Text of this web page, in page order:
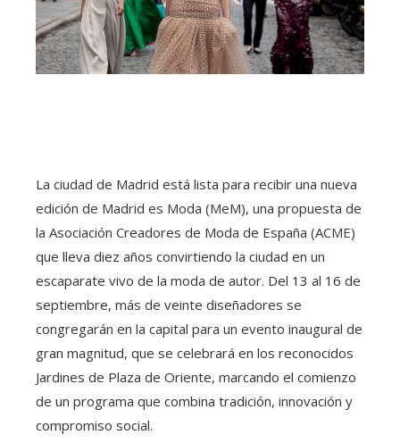
La ciudad de Madrid está lista para recibir una nueva
edición de Madrid es Moda (MeM), una propuesta de
la Asociación Creadores de Moda de España (ACME)
que lleva diez años convirtiendo la ciudad en un
escaparate vivo de la moda de autor. Del 13 al 16 de
septiembre, más de veinte diseñadores se
congregarán en la capital para un evento inaugural de
gran magnitud, que se celebrará en los reconocidos
Jardines de Plaza de Oriente, marcando el comienzo
de un programa que combina tradición, innovación y
compromiso social.